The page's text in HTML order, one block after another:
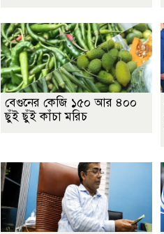
বেগুনের কেজি ১৫০ আর ৪০০
ছুঁই ছুঁই কাঁচা মরিচ